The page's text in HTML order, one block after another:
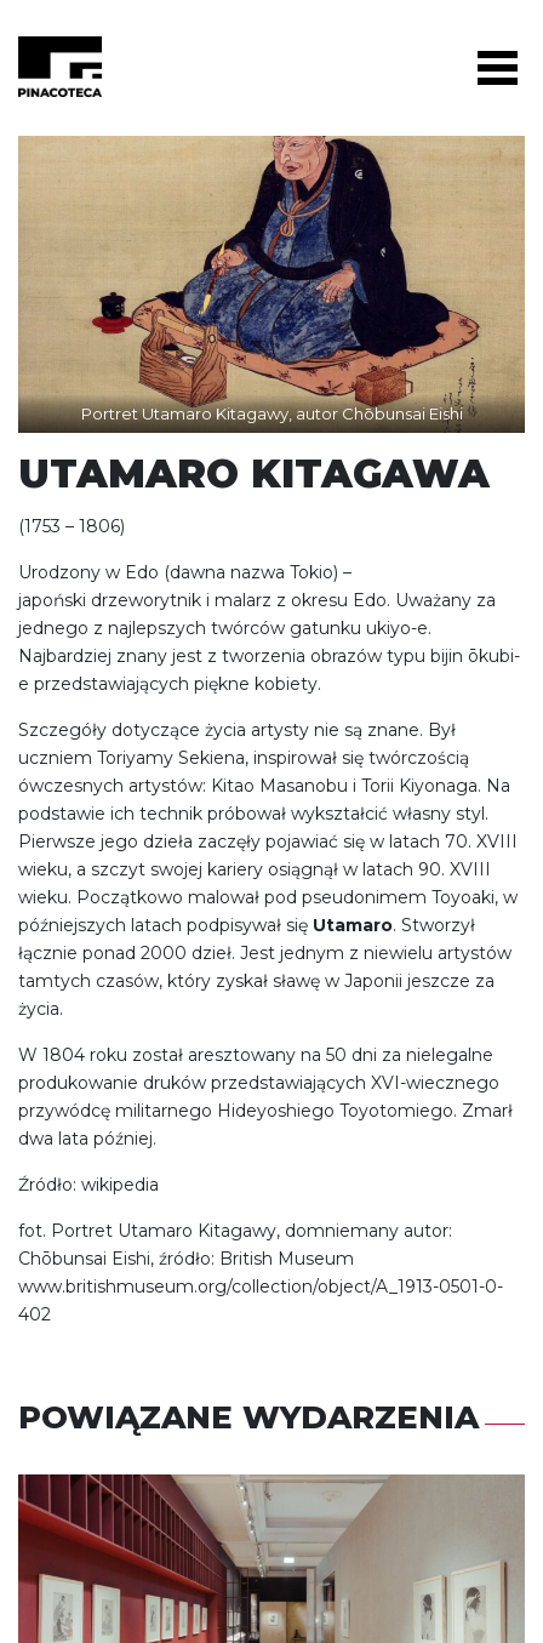
Portret Utamaro Kitagawy, autor Chōbunsai Eishi
UTAMARO KITAGAWA
(1753 – 1806)
Urodzony w Edo (dawna nazwa Tokio) –
japoński drzeworytnik i malarz z okresu Edo. Uważany za
jednego z najlepszych twórców gatunku ukiyo-e.
Najbardziej znany jest z tworzenia obrazów typu bijin ōkubi-
e przedstawiających piękne kobiety.
Szczegóły dotyczące życia artysty nie są znane. Był
uczniem Toriyamy Sekiena, inspirował się twórczością
ówczesnych artystów: Kitao Masanobu i Torii Kiyonaga. Na
podstawie ich technik próbował wykształcić własny styl.
Pierwsze jego dzieła zaczęły pojawiać się w latach 70. XVIII
wieku, a szczyt swojej kariery osiągnął w latach 90. XVIII
wieku. Początkowo malował pod pseudonimem Toyoaki, w
późniejszych latach podpisywał się Utamaro. Stworzył
łącznie ponad 2000 dzieł. Jest jednym z niewielu artystów
tamtych czasów, który zyskał sławę w Japonii jeszcze za
życia.
W 1804 roku został aresztowany na 50 dni za nielegalne
produkowanie druków przedstawiających XVI-wiecznego
przywódcę militarnego Hideyoshiego Toyotomiego. Zmarł
dwa lata później.
Źródło: wikipedia
fot. Portret Utamaro Kitagawy, domniemany autor:
Chōbunsai Eishi, źródło: British Museum
www.britishmuseum.org/collection/object/A_1913-0501-0-
402
POWIĄZANE WYDARZENIA